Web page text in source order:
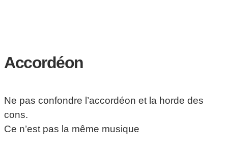
Accordéon
Ne pas confondre l’accordéon et la horde des
cons.
Ce n’est pas la même musique